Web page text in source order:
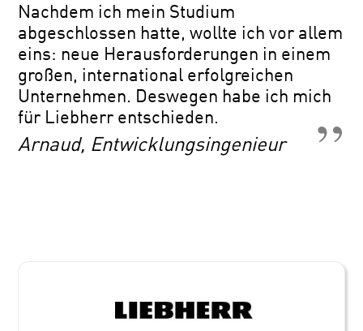
Nachdem ich mein Studium
abgeschlossen hatte, wollte ich vor allem
eins: neue Herausforderungen in einem
großen, international erfolgreichen
Unternehmen. Deswegen habe ich mich
für Liebherr entschieden.
Arnaud, Entwicklungsingenieur